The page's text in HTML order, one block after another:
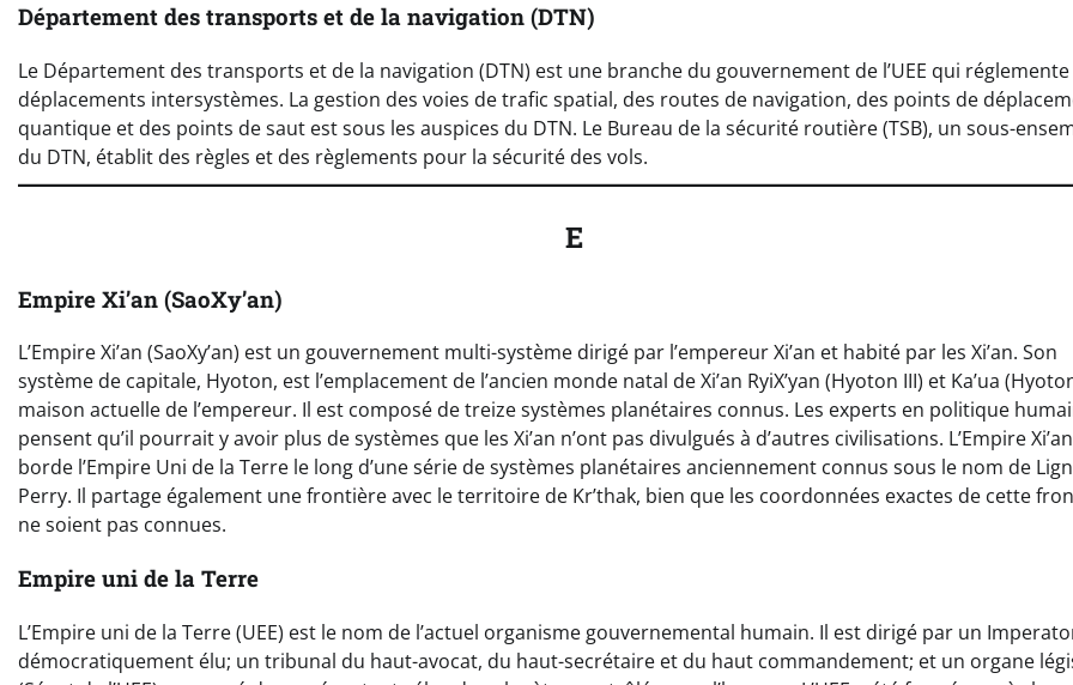
Département des transports et de la navigation (DTN)
Le Département des transports et de la navigation (DTN) est une branche du gouvernement de l’UEE qui réglemente
déplacements intersystèmes. La gestion des voies de trafic spatial, des routes de navigation, des points de
quantique et des points de saut est sous les auspices du DTN. Le Bureau de la sécurité routière (TSB), un sous-
du DTN, établit des règles et des règlements pour la sécurité des vols.
E
Empire Xi’an (SaoXy’an)
L’Empire Xi’an (SaoXy’an) est un gouvernement multi-système dirigé par l’empereur Xi’an et habité par les Xi’an. Son
système de capitale, Hyoton, est l’emplacement de l’ancien monde natal de Xi’an RyiX’yan (Hyoton III) et Ka’ua
maison actuelle de l’empereur. Il est composé de treize systèmes planétaires connus. Les experts en politique
pensent qu’il pourrait y avoir plus de systèmes que les Xi’an n’ont pas divulgués à d’autres civilisations. L’Empire Xi’an
borde l’Empire Uni de la Terre le long d’une série de systèmes planétaires anciennement connus sous le nom de
Perry. Il partage également une frontière avec le territoire de Kr’thak, bien que les coordonnées exactes de cette
ne soient pas connues.
Empire uni de la Terre
L’Empire uni de la Terre (UEE) est le nom de l’actuel organisme gouvernemental humain. Il est dirigé par un
démocratiquement élu; un tribunal du haut-avocat, du haut-secrétaire et du haut commandement; et un organe